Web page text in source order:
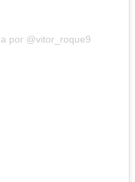
por @vitor_roque9